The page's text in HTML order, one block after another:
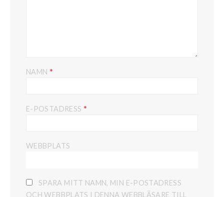
NAMN *
E-POSTADRESS *
WEBBPLATS
SPARA MITT NAMN, MIN E-POSTADRESS
OCH WEBBPLATS I DENNA WEBBLÄSARE TILL